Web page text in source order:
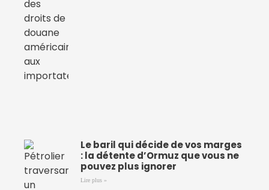
Le baril qui décide de vos marges
: la détente d’Ormuz que vous ne
pouvez plus ignorer
Lire plus »